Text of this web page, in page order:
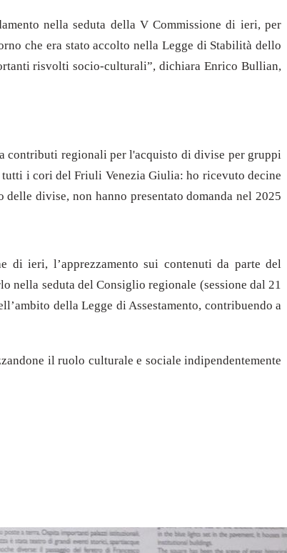
nella seduta della V Commissione di ieri, per
che era stato accolto nella Legge di Stabilità dello
risvolti socio-culturali”, dichiara Enrico Bullian,
contributi regionali per l'acquisto di divise per gruppi
tutti i cori del Friuli Venezia Giulia: ho ricevuto decine
divise, non hanno presentato domanda nel 2025
di ieri, l’apprezzamento sui contenuti da parte del
nella seduta del Consiglio regionale (sessione dal 21
della Legge di Assestamento, contribuendo a
il ruolo culturale e sociale indipendentemente